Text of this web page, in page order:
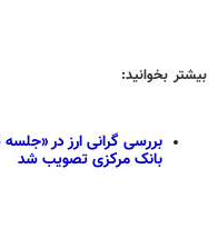
بیشتر بخوانید:
بررسی گرانی ارز در «جلسه
بانک مرکزی تصویب شد